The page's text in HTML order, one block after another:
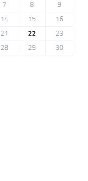
7 8
9
14 15
16
21 22
23
28 29
30